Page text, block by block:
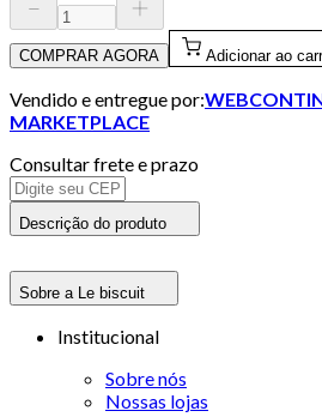
COMPRAR AGORA Adicionar ao
Vendido e entregue por:
MARKETPLACE
Consultar frete e prazo
Descrição do produto
Sobre a Le biscuit
Institucional
Sobre nós
Nossas lojas